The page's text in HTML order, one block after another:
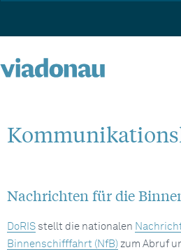
Nachrichten für die
DoRIS stellt die nationalen
Binnenschifffahrt (NfB) zum Abruf